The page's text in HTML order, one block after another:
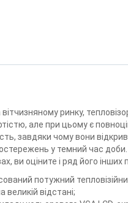
ринку,
але при цьому є
завдяки чому вони
у темний час
ви оціните і ряд його інших
потужний
великій відстані;